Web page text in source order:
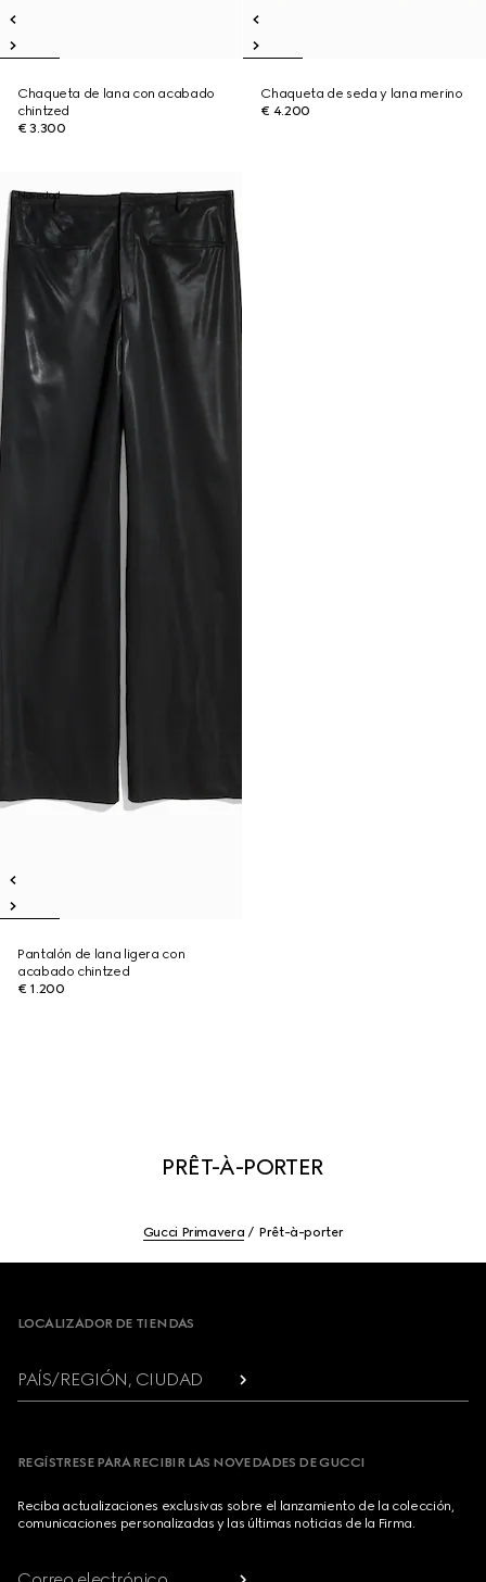
Chaqueta de lana con acabado
chintzed
€ 3.300
Chaqueta de seda y lana merino
€ 4.200
Novedad
Pantalón de lana ligera con
acabado chintzed
€ 1.200
PRÊT-À-PORTER
Gucci Primavera Prêt-à-porter
LOCALIZADOR DE TIENDAS
PAÍS/REGIÓN, CIUDAD
REGÍSTRESE PARA RECIBIR LAS NOVEDADES DE GUCCI
Reciba actualizaciones exclusivas sobre el lanzamiento de la colección,
comunicaciones personalizadas y las últimas noticias de la Firma.